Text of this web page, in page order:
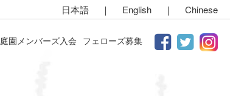
日本語 ｜ English ｜ Chinese
庭園メンバーズ入会 フェローズ募集